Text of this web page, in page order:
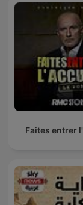
Faites entrer